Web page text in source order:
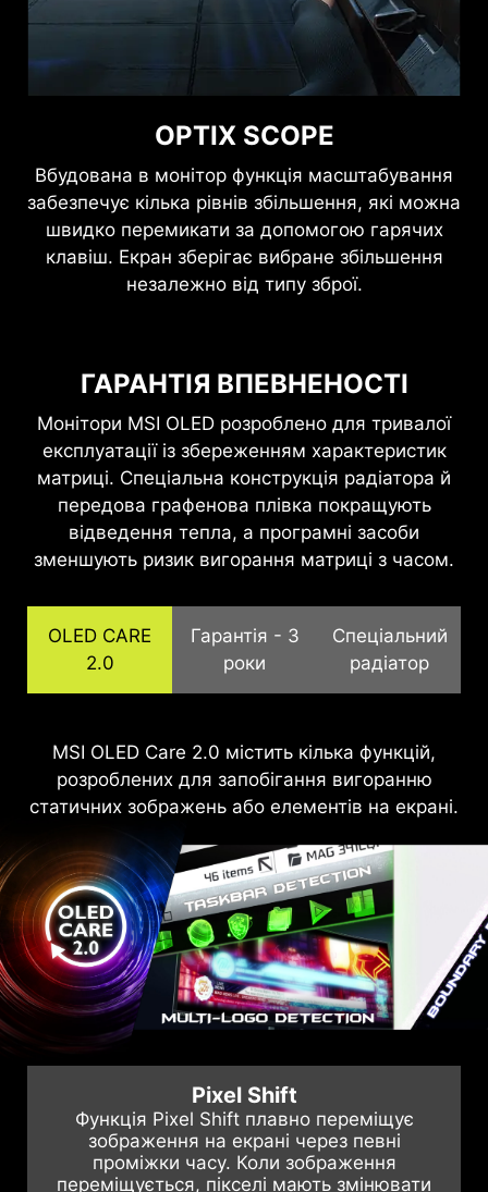
OPTIX SCOPE
Вбудована в монітор функція масштабування
забезпечує кілька рівнів збільшення, які можна
швидко перемикати за допомогою гарячих
клавіш. Екран зберігає вибране збільшення
незалежно від типу зброї.
ГАРАНТІЯ ВПЕВНЕНОСТІ
Монітори MSI OLED розроблено для тривалої
експлуатації із збереженням характеристик
матриці. Спеціальна конструкція радіатора й
передова графенова плівка покращують
відведення тепла, а програмні засоби
зменшують ризик вигорання матриці з часом.
OLED CARE
2.0
Гарантія - 3
роки
Спеціальний
радіатор
MSI OLED Care 2.0 містить кілька функцій,
розроблених для запобігання вигоранню
статичних зображень або елементів на екрані.
Pixel Shift
Функція Pixel Shift плавно переміщує
зображення на екрані через певні
проміжки часу. Коли зображення
переміщується, пікселі мають змінювати
Ми в MSI усвідомлюємо важливість надання
всебічної підтримки, щоб наші користувачі
могли насолоджуватися іграми без зайвих
OLED-монітори, що виходить за рамки
стандартного гарантійного обслуговування і
включає в себе захист від вигорання OLED-
екрану.
Усі нові QD-OLED-монітори оснащені
графеновою плівкою, відомою своєю
винятковою теплопровідністю для
спеціально розроблений радіатор. Ці два
компоненти разом дозволяють монітору
працювати без вентилятора. Ефективне та
безшумне розсіювання тепла ще більше
подовжує термін служби монітора.